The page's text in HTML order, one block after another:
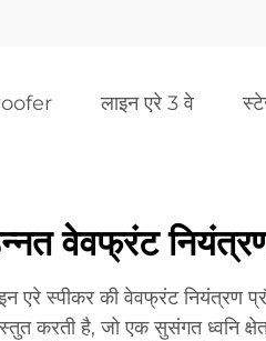
लाइन एरे 3 वे
वेवफ्रंट
एरे स्पीकर की वेवफ्रंट नियंत्रण
करती है, जो एक सुसंगत ध्वनि